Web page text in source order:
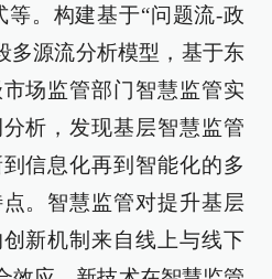
等。构建基于“问题流-政
多源流分析模型，基于东
场监管部门智慧监管实
析，发现基层智慧监管
信息化再到智能化的多
。智慧监管对提升基层
新机制来自线上与线下